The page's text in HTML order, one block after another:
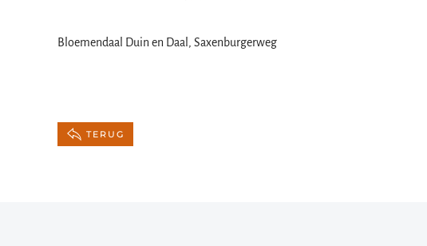
Bloemendaal Duin en Daal, Saxenburgerweg
TERUG